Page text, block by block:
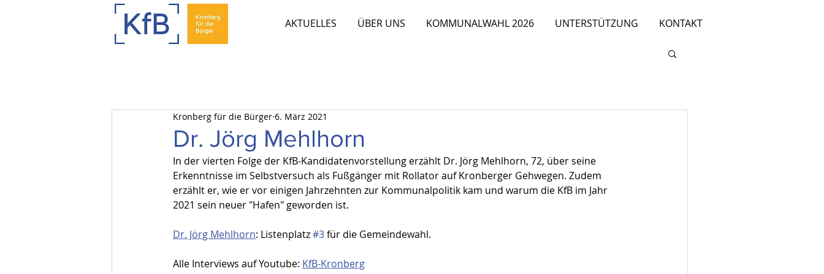
AKTUELLES ÜBER UNS KOMMUNALWAHL 2026 UNTERSTÜTZUNG KONTAKT
Dr. Jörg Mehlhorn
Kronberg für die Bürger 6. März 2021
In der vierten Folge der KfB-Kandidatenvorstellung erzählt Dr. Jörg Mehlhorn, 72, über seine
Erkenntnisse im Selbstversuch als Fußgänger mit Rollator auf Kronberger Gehwegen. Zudem
erzählt er, wie er vor einigen Jahrzehnten zur Kommunalpolitik kam und warum die KfB im Jahr
2021 sein neuer "Hafen" geworden ist.
Dr. Jörg Mehlhorn: Listenplatz #3 für die Gemeindewahl.
Alle Interviews auf Youtube: KfB-Kronberg